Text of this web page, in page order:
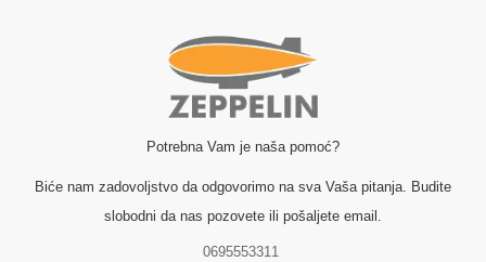
Potrebna Vam je naša pomoć?
Biće nam zadovoljstvo da odgovorimo na sva Vaša pitanja. Budite
slobodni da nas pozovete ili pošaljete email.
0695553311